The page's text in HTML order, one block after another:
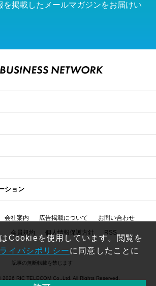
を掲載したメールマガジンをお届けい
ション
会社案内 広告掲載について お問い合わせ
会員規約 個人情報保護方針 RSS
記事の無断転載を禁じます
RIC TELECOM Co.,Ltd. All Rights Reserved.
Cookieを使用しています。閲覧を
イバシポリシーに同意したことに